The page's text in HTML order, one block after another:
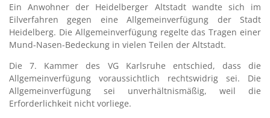
Ein Anwohner der Heidelberger Altstadt wandte sich im
Eilverfahren gegen eine Allgemeinverfügung der Stadt
Heidelberg. Die Allgemeinverfügung regelte das Tragen einer
Mund-Nasen-Bedeckung in vielen Teilen der Altstadt.
Die 7. Kammer des VG Karlsruhe entschied, dass die
Allgemeinverfügung voraussichtlich rechtswidrig sei. Die
Allgemeinverfügung sei unverhältnismäßig, weil die
Erforderlichkeit nicht vorliege.